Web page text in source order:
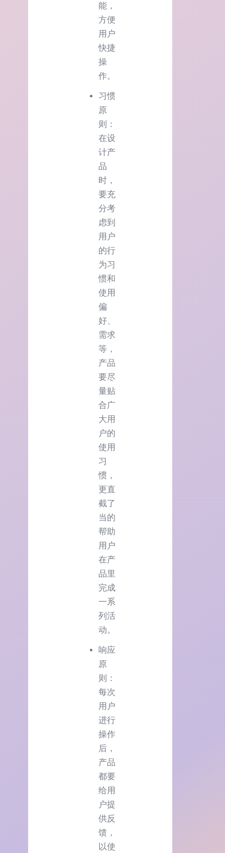
能，
方便
用户
快捷
操
作。
习惯
原
则：
在设
计产
品
时，
要充
分考
虑到
用户
的行
为习
惯和
使用
偏
好、
需求
等，
产品
要尽
量贴
合广
大用
户的
使用
习
惯，
更直
截了
当的
帮助
用户
在产
品里
完成
一系
列活
动。
响应
原
则：
每次
用户
进行
操作
后，
产品
都要
给用
户提
供反
馈，
以使